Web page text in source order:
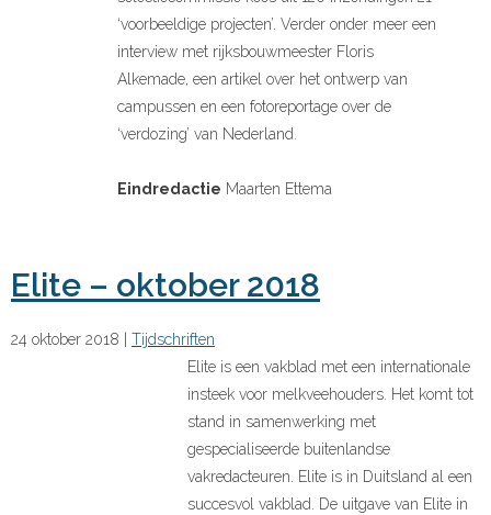
‘voorbeeldige projecten’. Verder onder meer een
interview met rijksbouwmeester Floris
Alkemade, een artikel over het ontwerp van
campussen en een fotoreportage over de
‘verdozing’ van Nederland.
Eindredactie Maarten Ettema
Elite – oktober 2018
24 oktober 2018
Tijdschriften
Elite is een vakblad met een internationale
insteek voor melkveehouders. Het komt tot
stand in samenwerking met
gespecialiseerde buitenlandse
vakredacteuren. Elite is in Duitsland al een
succesvol vakblad. De uitgave van Elite in